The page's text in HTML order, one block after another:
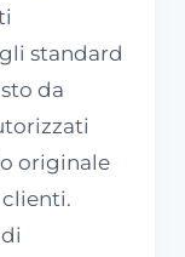
standard
da
originale